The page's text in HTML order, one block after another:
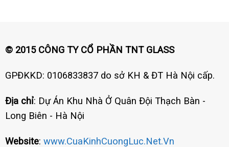
© 2015 CÔNG TY CỔ PHẦN TNT GLASS
GPĐKKD: 0106833837 do sở KH & ĐT Hà Nội cấp.
Địa chỉ: Dự Án Khu Nhà Ở Quân Đội Thạch Bàn -
Long Biên - Hà Nội
Website: www.CuaKinhCuongLuc.Net.Vn